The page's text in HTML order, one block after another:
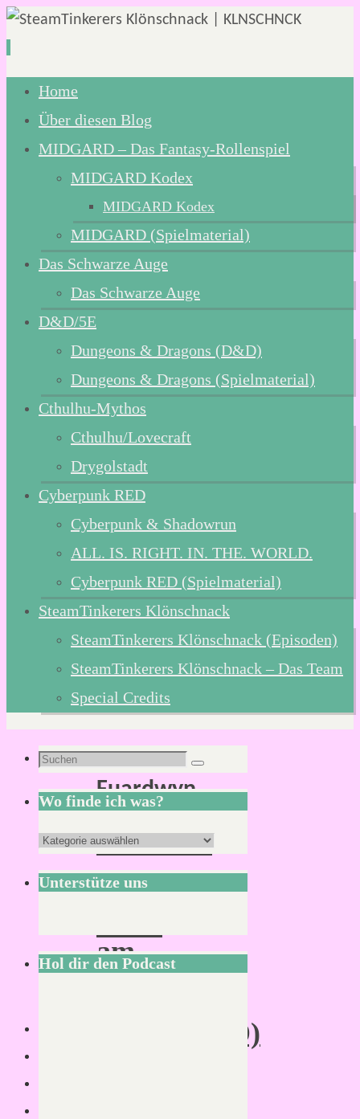
Zum
Inhalt
springen
Home
Über diesen Blog
MIDGARD – Das Fantasy-Rollenspiel
MIDGARD Kodex
MIDGARD Kodex
MIDGARD (Spielmaterial)
Das Schwarze Auge
Das Schwarze Auge
D&D/5E
Dungeons & Dragons (D&D)
Dungeons & Dragons (Spielmaterial)
Cthulhu-Mythos
Cthulhu/Lovecraft
Drygolstadt
Cyberpunk RED
Cyberpunk & Shadowrun
ALL. IS. RIGHT. IN. THE. WORLD.
Cyberpunk RED (Spielmaterial)
SteamTinkerers Klönschnack
SteamTinkerers Klönschnack (Episoden)
SteamTinkerers Klönschnack – Das Team
Special Credits
Schlagwort:
Fuardwyn
Fuardain
–
Weites
am
Rande
(MIDGARD)
Suchen
nach:
Suchen
Wo finde ich was?
Wo
finde
ich
Unterstütze uns
Hol dir den Podcast